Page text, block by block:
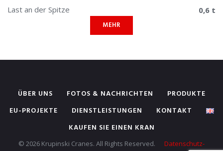
Last an der Spitze
0,6 t
MEHR
ÜBER UNS FOTOS & NACHRICHTEN
PRODUKTE
EU-PROJEKTE
DIENSTLEISTUNGEN
KONTAKT
KAUFEN SIE EINEN KRAN
© 2026 Krupinski Cranes. All Rights Reserved.
Datenschutz-